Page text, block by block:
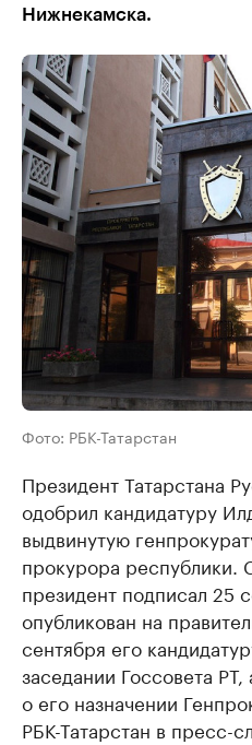
Нижнекамска.
Фото: РБК-Татарстан
Президент Татарстана
одобрил кандидатуру
выдвинутую
прокурора республики.
президент подписал 25
опубликован на
сентября его
заседании Госсовета
о его назначении
РБК-Татарстан в пресс-